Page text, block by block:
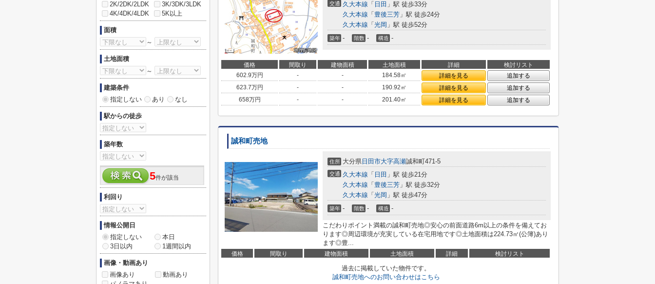
交通 久大本線 「 日田 」駅 徒歩33分
久大本線 「 豊後三芳 」駅 徒歩24分
久大本線 「 光岡 」駅 徒歩52分
築年 - 階数 - 構造 -
価格 間取り 建物面積 土地面積 詳細
検討リスト
602.9万円 - - 184.58㎡ 詳細を見る
追加する
623.7万円 - - 190.92㎡ 詳細を見る
追加する
658万円 - - 201.40㎡ 詳細を見る 追加する
誠和町売地
住所 大分県 日田市大字高瀬誠和町471-5
交通 久大本線 「 日田 」駅 徒歩21分
久大本線 「 豊後三芳 」駅 徒歩32分
久大本線 「 光岡 」駅 徒歩47分
築年 - 階数 - 構造 -
こだわりポイント満載の誠和町売地◎安心の前面道路6m以上の条件を備えてお
ります◎周辺環境が充実している在宅用地です◎土地面積は224.73㎡(公簿)あり
ます◎豊...
価格 間取り 建物面積 土地面積 詳細 検討リスト
過去に掲載していた物件です。
誠和町売地へのお問い合わせはこちら
2K/2DK/2LDK
3K/3DK/3LDK
4K/4DK/4LDK
5K以上
面積
～
土地面積
～
建築条件
指定しない
あり なし
駅からの徒歩
築年数
5件が該当
利回り
情報公開日
指定しない
本日
3日以内
1週間以内
画像・動画あり
画像あり
動画あり